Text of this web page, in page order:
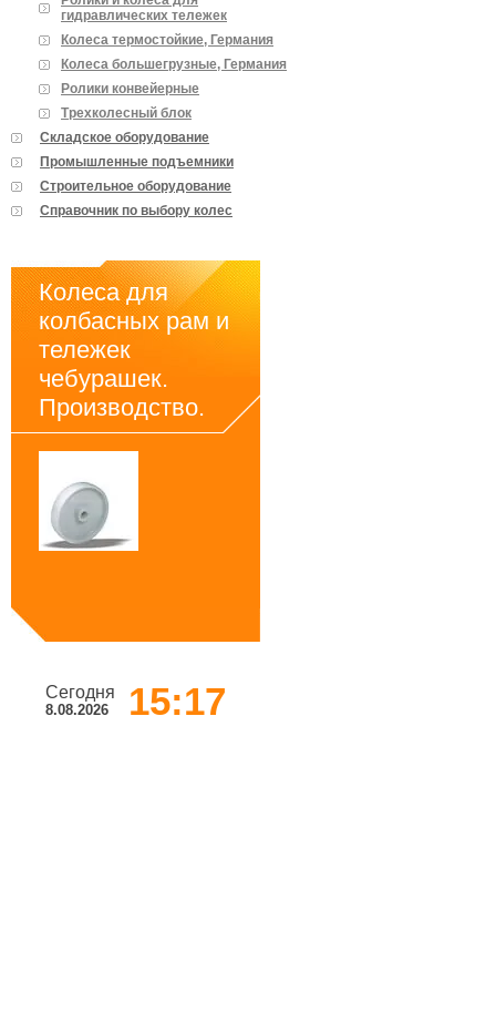
гидравлических тележек
Колеса термостойкие, Германия
Колеса большегрузные, Германия
Ролики конвейерные
Трехколесный блок
Складское оборудование
Промышленные подъемники
Строительное оборудование
Справочник по выбору колес
Колеса для
колбасных рам и
тележек
чебурашек.
Производство.
Сегодня
8.08.2026 15:17